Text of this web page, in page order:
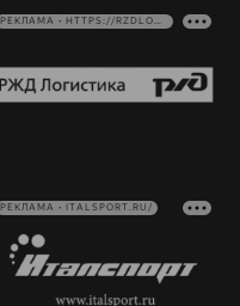
РЕКЛАМА • HTTPS://RZDLOG.RU/
РЕКЛАМА • ITALSPORT.RU/